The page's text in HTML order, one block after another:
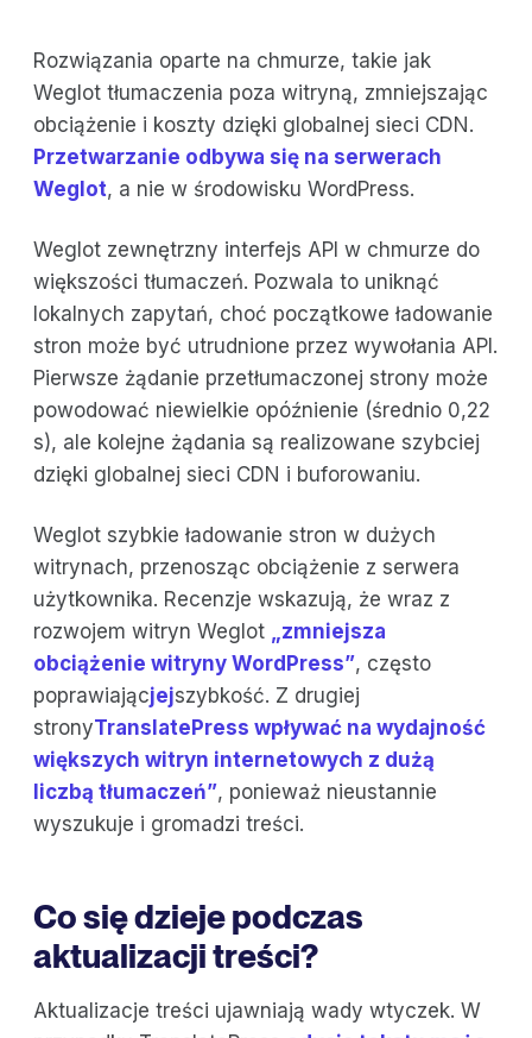
Rozwiązania oparte na chmurze, takie jak
Weglot tłumaczenia poza witryną, zmniejszając
obciążenie i koszty dzięki globalnej sieci CDN.
Przetwarzanie odbywa się na serwerach
Weglot, a nie w środowisku WordPress.
Weglot zewnętrzny interfejs API w chmurze do
większości tłumaczeń. Pozwala to uniknąć
lokalnych zapytań, choć początkowe ładowanie
stron może być utrudnione przez wywołania API.
Pierwsze żądanie przetłumaczonej strony może
powodować niewielkie opóźnienie (średnio 0,22
s), ale kolejne żądania są realizowane szybciej
dzięki globalnej sieci CDN i buforowaniu.
Weglot szybkie ładowanie stron w dużych
witrynach, przenosząc obciążenie z serwera
użytkownika. Recenzje wskazują, że wraz z
rozwojem witryn Weglot „zmniejsza
obciążenie witryny WordPress”, często
poprawiającjejszybkość. Z drugiej
stronyTranslatePress wpływać na wydajność
większych witryn internetowych z dużą
liczbą tłumaczeń”, ponieważ nieustannie
wyszukuje i gromadzi treści.
Co się dzieje podczas
aktualizacji treści?
Aktualizacje treści ujawniają wady wtyczek. W